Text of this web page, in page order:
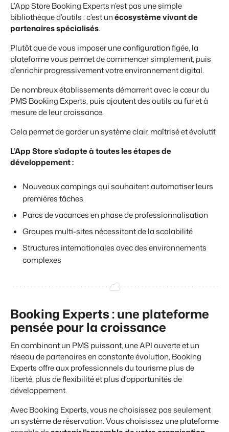
L’App Store Booking Experts n’est pas une simple
bibliothèque d’outils : c’est unécosystème vivant de
partenaires spécialisés.
Plutôt que de vous imposer une configuration figée, la
plateforme vous permet de commencer simplement, puis
d’enrichir progressivement votre environnement digital.
De nombreux établissements démarrent avec le cœur du
PMS Booking Experts, puis ajoutent des outils au fur et à
mesure de leur croissance.
Cela permet de garder un système clair, maîtrisé et évolutif.
L’App Store s’adapte à toutes les étapes de
développement :
Nouveaux campings qui souhaitent automatiser leurs
premières tâches
Parcs de vacances en phase de professionnalisation
Groupes multi-sites nécessitant de la scalabilité
Structures internationales avec des environnements
complexes
Booking Experts : une plateforme
pensée pour la croissance
En combinant un PMS puissant, une API ouverte et un
réseau de partenaires en constante évolution, Booking
Experts offre aux professionnels du tourisme plus de
liberté, plus de flexibilité et plus d’opportunités de
développement.
Avec Booking Experts, vous ne choisissez pas seulement
un système de réservation. Vous choisissez une plateforme